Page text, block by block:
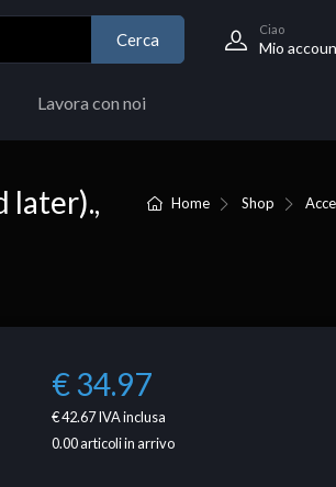
Cerca
Ciao
Mio
Lavora con noi
Home Shop
later).,
€ 34.97
€ 42.67IVA inclusa
0.00articoli in arrivo